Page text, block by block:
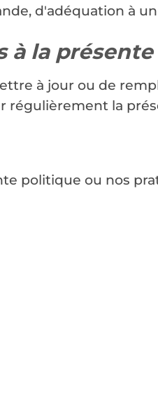
d'adéquation à
à la
à jour ou de
la
politique ou nos